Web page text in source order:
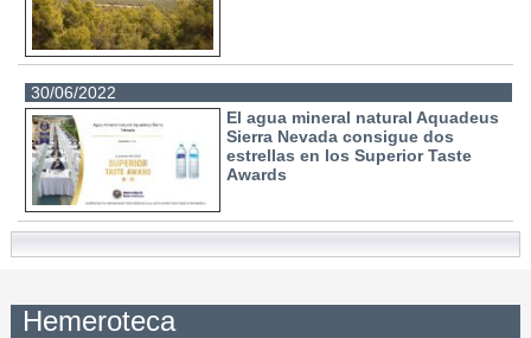
30/06/2022
El agua mineral natural Aquadeus
Sierra Nevada consigue dos
estrellas en los Superior Taste
Awards
Hemeroteca